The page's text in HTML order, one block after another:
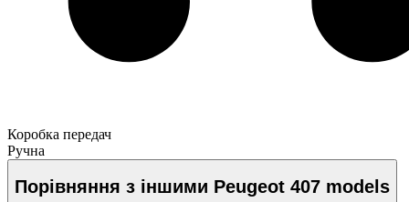
Коробка передач
Ручна
Порівняння з іншими Peugeot 407 models